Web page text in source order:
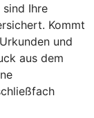
sind Ihre
Kommt
und
aus dem